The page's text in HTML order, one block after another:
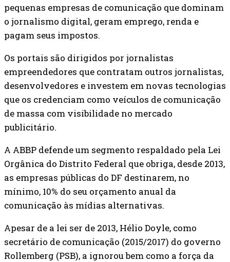
pequenas empresas de comunicação que dominam
o jornalismo digital, geram emprego, renda e
pagam seus impostos.
Os portais são dirigidos por jornalistas
empreendedores que contratam outros jornalistas,
desenvolvedores e investem em novas tecnologias
que os credenciam como veículos de comunicação
de massa com visibilidade no mercado
publicitário.
A ABBP defende um segmento respaldado pela Lei
Orgânica do Distrito Federal que obriga, desde 2013,
as empresas públicas do DF destinarem, no
mínimo, 10% do seu orçamento anual da
comunicação às mídias alternativas.
Apesar de a lei ser de 2013, Hélio Doyle, como
secretário de comunicação (2015/2017) do governo
Rollemberg (PSB), a ignorou bem como a força da